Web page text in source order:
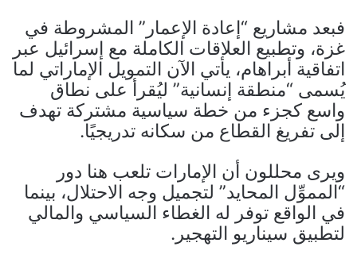
فبعد مشاريع “إعادة الإعمار” المشروطة في
غزة، وتطبيع العلاقات الكاملة مع إسرائيل عبر
اتفاقية أبراهام، يأتي الآن التمويل الإماراتي لما
يُسمى “منطقة إنسانية” ليُقرأ على نطاق
واسع كجزء من خطة سياسية مشتركة تهدف
إلى تفريغ القطاع من سكانه تدريجيًا.
ويرى محللون أن الإمارات تلعب هنا دور
“المموِّل المحايد” لتجميل وجه الاحتلال، بينما
في الواقع توفر له الغطاء السياسي والمالي
لتطبيق سيناريو التهجير.